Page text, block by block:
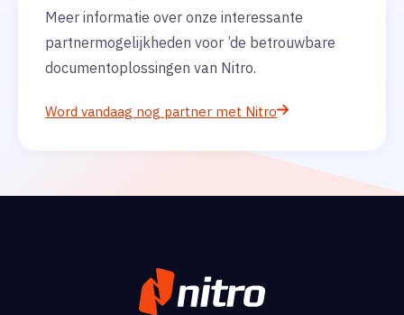
Meer informatie over onze interessante
partnermogelijkheden voor ’de betrouwbare
documentoplossingen van Nitro.
Word vandaag nog partner met Nitro